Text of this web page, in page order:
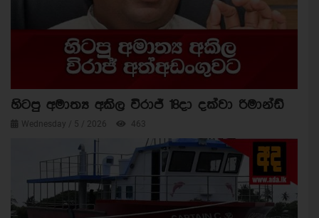
හිටපු අමාත්‍ය අකිල විරාජ් 18දා දක්වා රිමාන්ඩ්
Wednesday / 5 / 2026 463